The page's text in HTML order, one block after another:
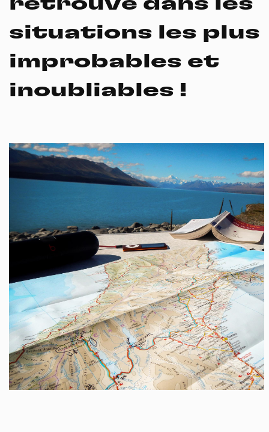
situations les plus
improbables et
inoubliables !